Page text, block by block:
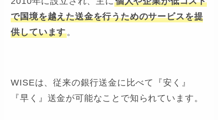
で国境を越えた送金を行うためのサービスを提
供しています。
WISEは、従来の銀行送金に比べて『安く』
『早く』送金が可能なことで知られています​​。